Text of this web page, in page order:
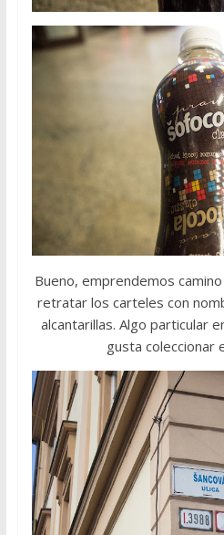
Bueno, emprendemos
retratar los carteles con
alcantarillas. Algo particular
gusta coleccionar